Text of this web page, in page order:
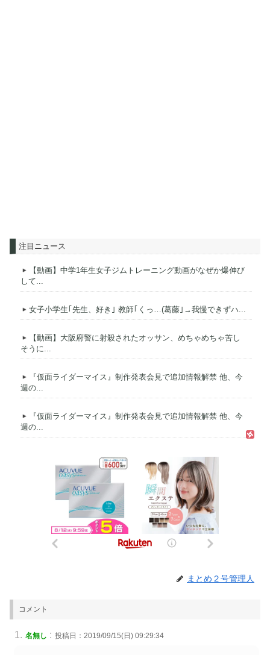
注目ニュース
【動画】中学1年生女子ジムトレーニング動画がなぜか爆伸び
して...
女子小学生｢先生、好き｣ 教師｢くっ…(葛藤｣→我慢できずハ...
【動画】大阪府警に射殺されたオッサン、めちゃめちゃ苦し
そうに...
『仮面ライダーマイス』制作発表会見で追加情報解禁 他、今
週の...
『仮面ライダーマイス』制作発表会見で追加情報解禁 他、今
週の...
まとめ２号管理人
コメント
名無し : 投稿日：2019/09/15(日) 09:29:34